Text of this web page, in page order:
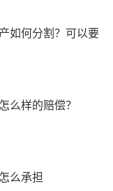
如何分割？可以要
么样的赔偿？
么承担